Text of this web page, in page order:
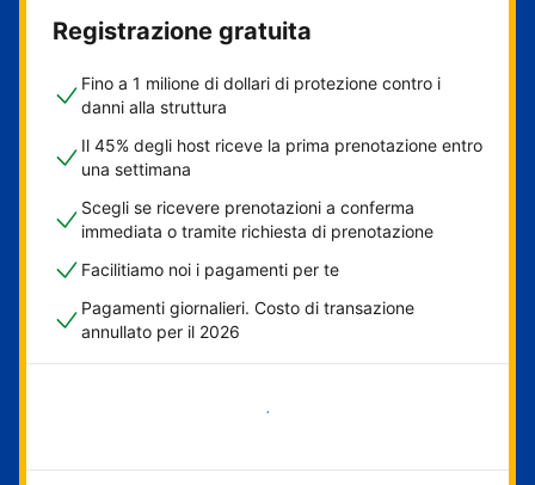
Registrazione gratuita
Fino a 1 milione di dollari di protezione contro i
danni alla struttura
Il 45% degli host riceve la prima prenotazione entro
una settimana
Scegli se ricevere prenotazioni a conferma
immediata o tramite richiesta di prenotazione
Facilitiamo noi i pagamenti per te
Pagamenti giornalieri. Costo di transazione
annullato per il 2026
Inizia ora